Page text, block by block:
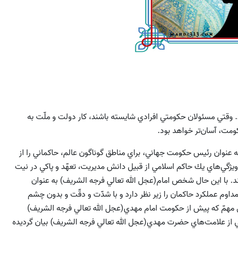
وقتي مسئولان حكومتي افرادي شايسته باشند، كار دولت و ملّت به
آسان‌تر خواهد بود.
رئيس حكومت جهاني، براي مناطق گوناگون عالم، حاكماني را از
ويژگي‌هاي يك حاكم اسلامي از قبيل دانش مديريت، تعهّد و پاكي در نيت
با اين حال شخص امام(عجل الله تعالي فرجه الشريف) به عنوان
عملكرد حاكمان را زير نظر دارد و با شدّت و دقّت و بدون چشم
مهمّ كه پيش از حكومت امام مهدي(عجل الله تعالي فرجه الشريف)
از علامت‌هاي حضرت مهدي(عجل الله تعالي فرجه الشريف) بيان گرديده